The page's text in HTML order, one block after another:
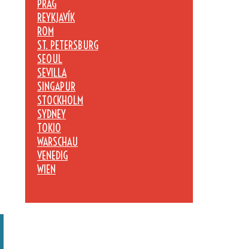
PRAG
REYKJAVÍK
ROM
ST. PETERSBURG
SEOUL
SEVILLA
SINGAPUR
STOCKHOLM
SYDNEY
TOKIO
WARSCHAU
VENEDIG
WIEN